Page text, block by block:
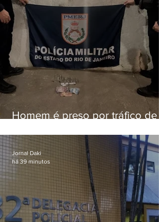
Homem é preso por tráfico de
Jornal Daki
há 39 minutos